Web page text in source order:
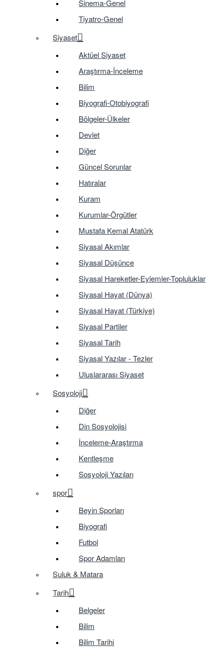
Sinema-Genel
Tiyatro-Genel
Siyaset
Aktüel Siyaset
Araştırma-İnceleme
Bilim
Biyografi-Otobiyografi
Bölgeler-Ülkeler
Devlet
Diğer
Güncel Sorunlar
Hatıralar
Kuram
Kurumlar-Örgütler
Mustafa Kemal Atatürk
Siyasal Akımlar
Siyasal Düşünce
Siyasal Hareketler-Eylemler-Topluluklar
Siyasal Hayat (Dünya)
Siyasal Hayat (Türkiye)
Siyasal Partiler
Siyasal Tarih
Siyasal Yazılar - Tezler
Uluslararası Siyaset
Sosyoloji
Diğer
Din Sosyolojisi
İnceleme-Araştırma
Kentleşme
Sosyoloji Yazıları
spor
Beyin Sporları
Biyografi
Futbol
Spor Adamları
Suluk & Matara
Tarih
Belgeler
Bilim
Bilim Tarihi